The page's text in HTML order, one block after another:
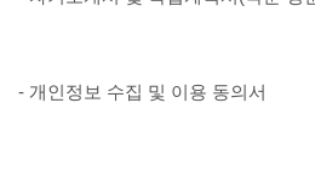
- 개인정보 수집 및 이용 동의서